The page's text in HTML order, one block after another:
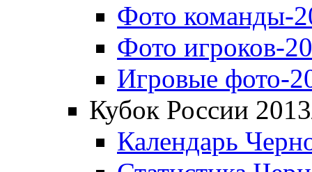
Фото команды-
Фото игроков-
Игровые фото-
Кубок России
Календарь